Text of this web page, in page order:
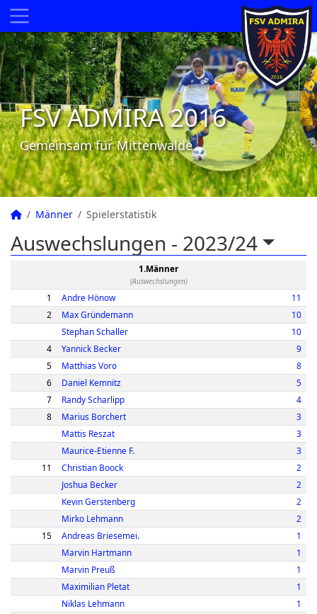
FSV ADMIRA 2016
Gemeinsam für Mittenwalde
Männer Spielerstatistik
Auswechslungen - 2023/24
1.Männer
(Auswechslungen)
1 Andre Hönow
11
2
Max Gründemann
10
Stephan Schaller
10
4
Yannick Becker
9
5
Matthias Voro
8
6
Daniel Kemnitz
5
7
Randy Scharlipp
4
8
Marius Borchert
3
Mattis Reszat
3
Maurice-Etienne F.
3
11
Christian Boock
2
Joshua Becker
2
Kevin Gerstenberg
2
Mirko Lehmann
2
15
Andreas Briesemei.
1
Marvin Hartmann
1
Marvin Preuß
1
Maximilian Pletat
1
Niklas Lehmann
1